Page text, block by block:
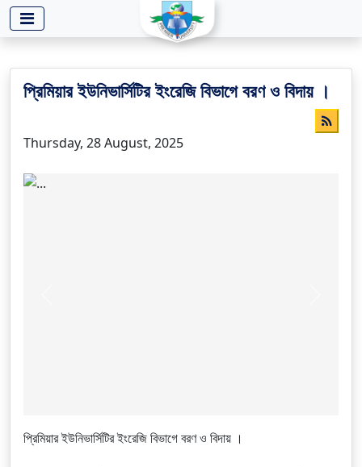
-->
প্রিমিয়ার ইউনিভার্সিটির ইংরেজি বিভাগে বরণ ও বিদায় ।
Thursday, 28 August, 2025
প্রিমিয়ার ইউনিভার্সিটির ইংরেজি বিভাগে বরণ ও বিদায় ।